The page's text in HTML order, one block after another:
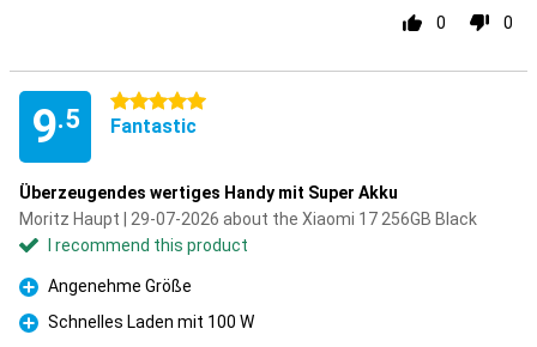
0 0
9.5
5 stars
Fantastic
Überzeugendes wertiges Handy mit Super Akku
Moritz Haupt | 29-07-2026 about the Xiaomi 17 256GB Black
I recommend this product
Pro
Angenehme Größe
Pro
Schnelles Laden mit 100 W